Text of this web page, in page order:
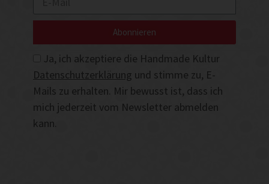
Ja, ich akzeptiere die Handmade Kultur
Datenschutzerklärung und stimme zu, E-
Mails zu erhalten. Mir bewusst ist, dass ich
mich jederzeit vom Newsletter abmelden
kann.
Abonnieren